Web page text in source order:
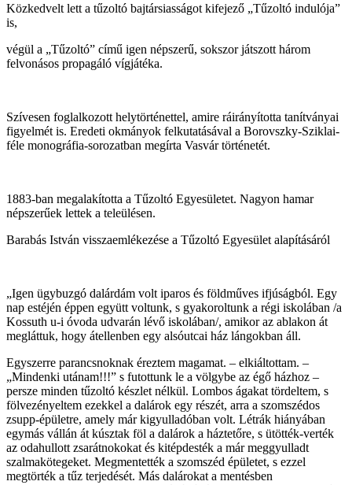
Közkedvelt lett a tűzoltó bajtársiasságot kifejező „Tűzoltó indulója”
is,
végül a „Tűzoltó” című igen népszerű, sokszor játszott három
felvonásos propagáló vígjátéka.
Szívesen foglalkozott helytörténettel, amire ráirányította tanítványai
figyelmét is. Eredeti okmányok felkutatásával a Borovszky-Sziklai-
féle monográfia-sorozatban megírta Vasvár történetét.
1883-ban megalakította a Tűzoltó Egyesületet. Nagyon hamar
népszerűek lettek a teleülésen.
Barabás István visszaemlékezése a Tűzoltó Egyesület alapításáról
„Igen ügybuzgó dalárdám volt iparos és földműves ifjúságból. Egy
nap estéjén éppen együtt voltunk, s gyakoroltunk a régi iskolában /a
Kossuth u-i óvoda udvarán lévő iskolában/, amikor az ablakon át
megláttuk, hogy átellenben egy alsóutcai ház lángokban áll.
Egyszerre parancsnoknak éreztem magamat. – elkiáltottam. –
„Mindenki utánam!!!” s futottunk le a völgybe az égő házhoz –
persze minden tűzoltó készlet nélkül. Lombos ágakat tördeltem, s
fölvezényeltem ezekkel a dalárok egy részét, arra a szomszédos
zsupp-épületre, amely már kigyulladóban volt. Létrák hiányában
egymás vállán át kúsztak föl a dalárok a háztetőre, s ütötték-verték
az odahullott zsarátnokokat és kitépdesték a már meggyulladt
szalmakötegeket. Megmentették a szomszéd épületet, s ezzel
megtörték a tűz terjedését. Más dalárokat a mentésben